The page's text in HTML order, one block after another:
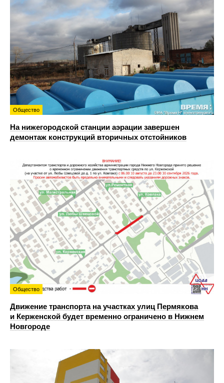
Общество
На нижегородской станции аэрации завершен
демонтаж конструкций вторичных отстойников
Общество
Движение транспорта на участках улиц Пермякова
и Керженской будет временно ограничено в Нижнем
Новгороде